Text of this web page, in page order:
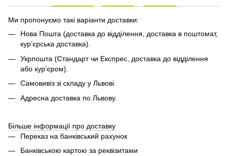
Ми пропонуємо такі варіанти доставки:
Нова Пошта (доставка до відділення, доставка в поштомат,
кур’єрська доставка).
Укрпошта (Стандарт чи Експрес, доставка до відділення
або кур’єром).
Самовивіз зі складу у Львові.
Адресна доставка по Львову.
Більше інформації про доставку
Переказ на банківський рахунок
Банківською картою за реквізитами